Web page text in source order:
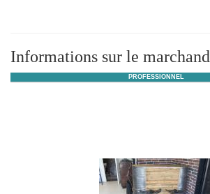
Informations sur le marchand
PROFESSIONNEL